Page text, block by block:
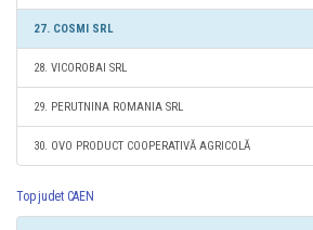
27. COSMI SRL
28. VICOROBAI SRL
29. PERUTNINA ROMANIA SRL
30. OVO PRODUCT COOPERATIVĂ AGRICOLĂ
Top judet CAEN